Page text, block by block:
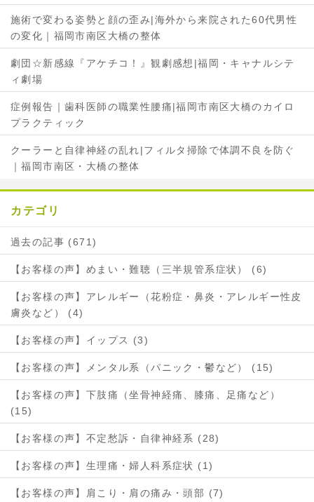
施術で変わる姿勢と顔の歪み|海外から来院された60代男性
の変化｜福岡市南区大橋の整体
劇団☆新感線『アケチコ！』観劇感想|福岡・キャナルシテ
ィ劇場
症例報告｜歯科医師の職業性腰痛|福岡市南区大橋のカイロ
プラクティック
クーラーと自律神経の乱れ|フィルタ掃除で体調不良を防ぐ
｜福岡市南区・大橋の整体
カテゴリ
過去の記事 (671)
【お客様の声】めまい・難聴（三半規管系症状） (6)
【お客様の声】アレルギー（花粉症・鼻炎・アレルギー性皮
膚炎など） (4)
【お客様の声】イップス (3)
【お客様の声】メンタル系（パニック・鬱など） (15)
【お客様の声】下肢痛（坐骨神経痛、膝痛、足痛など）
(15)
【お客様の声】不定愁訴・自律神経系 (28)
【お客様の声】生理痛・婦人科系症状 (1)
【お客様の声】肩こり・肩の痛み・頭部 (7)